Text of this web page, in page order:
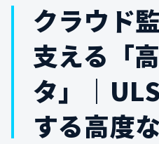
クラウド
支える「
タ」｜
する高度